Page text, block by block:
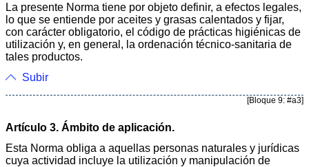
La presente Norma tiene por objeto definir, a efectos legales,
lo que se entiende por aceites y grasas calentados y fijar,
con carácter obligatorio, el código de prácticas higiénicas de
utilización y, en general, la ordenación técnico-sanitaria de
tales productos.
Subir
[Bloque 9: #a3]
Artículo 3. Ámbito de aplicación.
Esta Norma obliga a aquellas personas naturales y jurídicas
cuya actividad incluye la utilización y manipulación de